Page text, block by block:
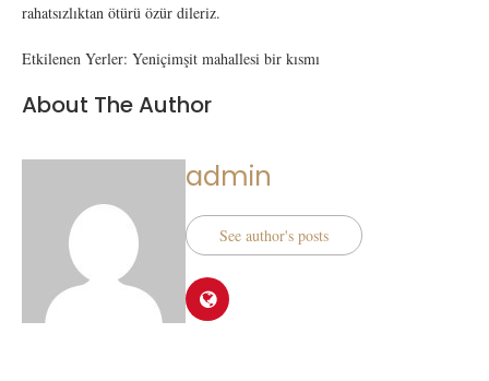
rahatsızlıktan ötürü özür dileriz.
Etkilenen Yerler: Yeniçimşit mahallesi bir kısmı
About The Author
admin
See author's posts